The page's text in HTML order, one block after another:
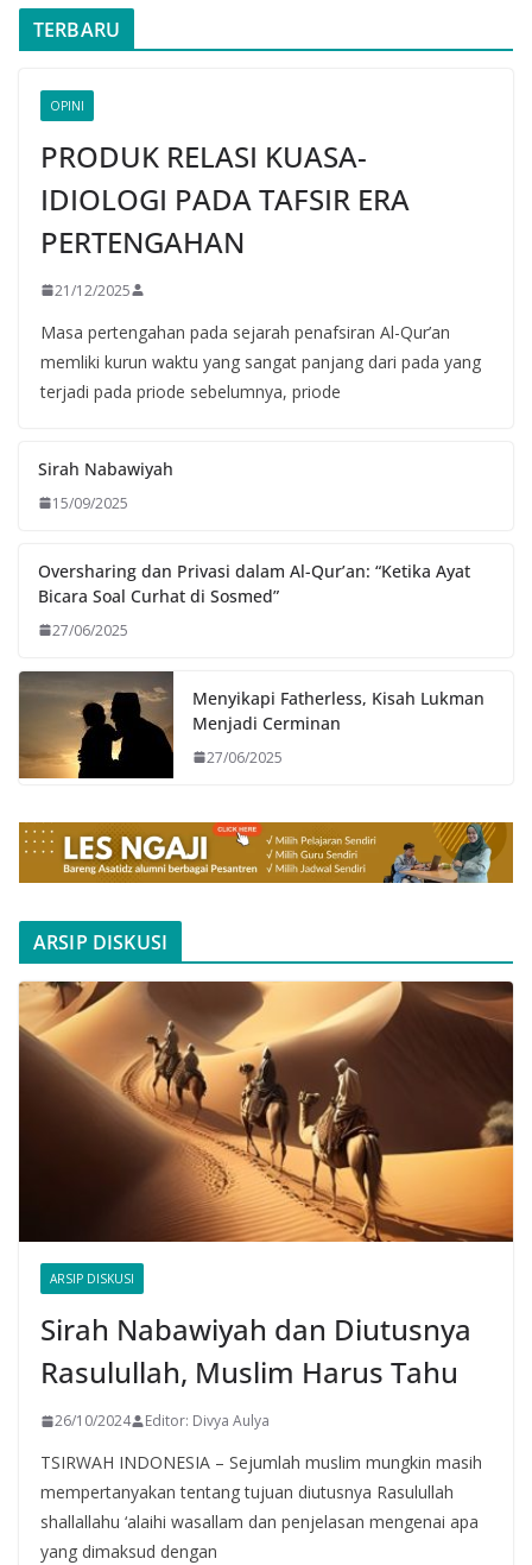
TERBARU
OPINI
PRODUK RELASI KUASA-
IDIOLOGI PADA TAFSIR ERA
PERTENGAHAN
21/12/2025
Masa pertengahan pada sejarah penafsiran Al-Qur’an
memliki kurun waktu yang sangat panjang dari pada yang
terjadi pada priode sebelumnya, priode
Sirah Nabawiyah
15/09/2025
Oversharing dan Privasi dalam Al-Qur’an: “Ketika Ayat
Bicara Soal Curhat di Sosmed”
27/06/2025
Menyikapi Fatherless, Kisah Lukman
Menjadi Cerminan
27/06/2025
ARSIP DISKUSI
ARSIP DISKUSI
Sirah Nabawiyah dan Diutusnya
Rasulullah, Muslim Harus Tahu
26/10/2024 Editor: Divya Aulya
TSIRWAH INDONESIA – Sejumlah muslim mungkin masih
mempertanyakan tentang tujuan diutusnya Rasulullah
shallallahu ‘alaihi wasallam dan penjelasan mengenai apa
yang dimaksud dengan